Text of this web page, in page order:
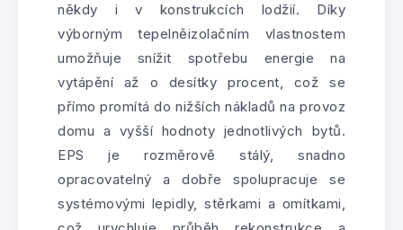
někdy i v konstrukcích lodžií. Díky
výborným tepelněizolačním vlastnostem
umožňuje snížit spotřebu energie na
vytápění až o desítky procent, což se
přímo promítá do nižších nákladů na provoz
domu a vyšší hodnoty jednotlivých bytů.
EPS je rozměrově stálý, snadno
opracovatelný a dobře spolupracuje se
systémovými lepidly, stěrkami a omítkami,